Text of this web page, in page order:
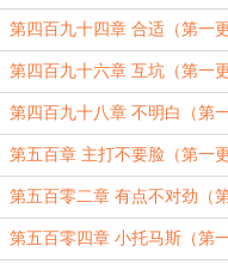
第四百九十四章 合适（第一更
第四百九十六章 互坑（第一更
第四百九十八章 不明白（第一
第五百章 主打不要脸（第一更
第五百零二章 有点不对劲（
更）
第五百零四章 小托马斯（第一